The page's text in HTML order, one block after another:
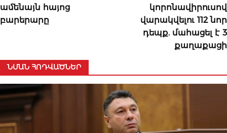
ամենայն հայոց
բարերարը
կորոնավիրուսով
վարակվելու 112 նոր
դեպք. մահացել է 3
քաղաքացի
ՆՄԱՆ ՀՈԴՎԱԾՆԵՐ